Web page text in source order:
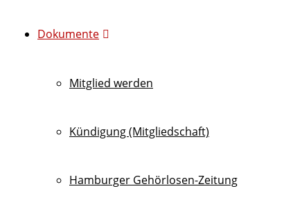
Dokumente
Mitglied werden
Kündigung (Mitgliedschaft)
Hamburger Gehörlosen-Zeitung